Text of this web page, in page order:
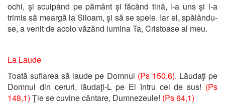
ochi, şi scuipând pe pământ şi făcând tină, l-a uns şi l-a
trimis să meargă la Siloam, şi să se spele. Iar el, spălându-
se, a venit de acolo văzând lumina Ta, Cristoase al meu.
La Laude
Toată suflarea să laude pe Domnul (Ps 150,6). Lăudaţi pe
Domnul din ceruri, lăudaţi-L pe El întru cei de sus! (Ps
148,1) Ţie se cuvine cântare, Dumnezeule! (Ps 64,1)